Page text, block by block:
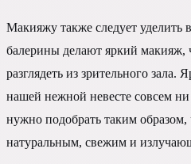
Макияжу также следует уделить
балерины делают яркий
разглядеть из зрительного
нашей нежной невесте совсем
нужно подобрать таким
натуральным, свежим и